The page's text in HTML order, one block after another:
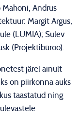
Andrus
Margit Argus,
(LUMIA); Sulev
(Projektibüroo).
järel ainult
on piirkonna auks
taastatud ning